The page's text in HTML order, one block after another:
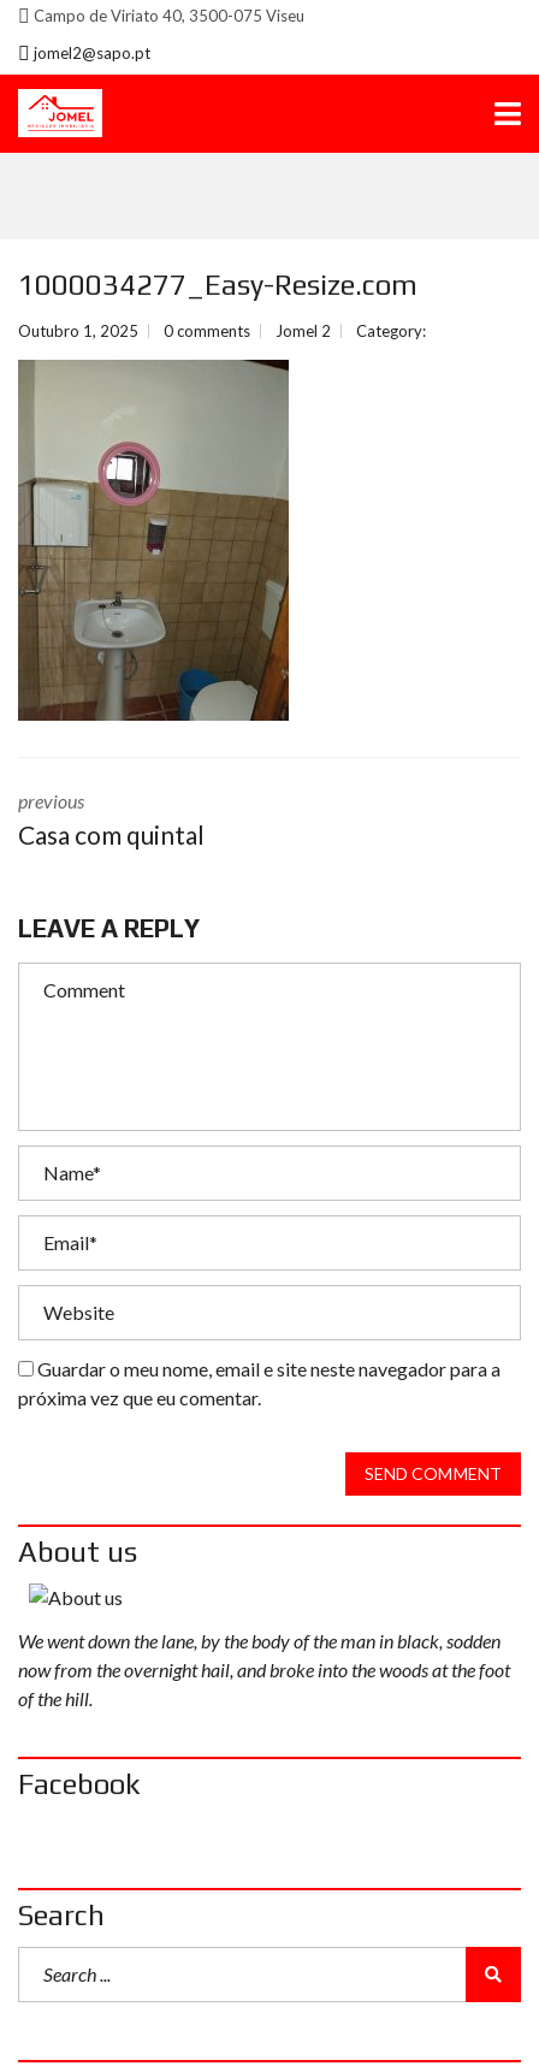
Campo de Viriato 40, 3500-075 Viseu
jomel2@sapo.pt
1000034277_Easy-Resize.com
Outubro 1, 2025 0 comments Jomel 2 Category:
previous
Casa com quintal
LEAVE A REPLY
Guardar o meu nome, email e site neste navegador para a
próxima vez que eu comentar.
SEND COMMENT
About us
We went down the lane, by the body of the man in black, sodden
now from the overnight hail, and broke into the woods at the foot
of the hill.
Facebook
Search